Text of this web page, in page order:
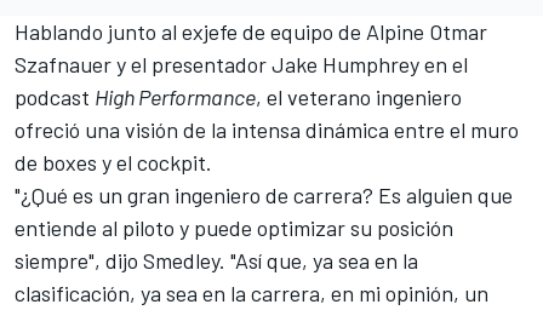
Hablando junto al exjefe de equipo de Alpine Otmar
Szafnauer y el presentador Jake Humphrey en el
podcast High Performance, el veterano ingeniero
ofreció una visión de la intensa dinámica entre el muro
de boxes y el cockpit.
"¿Qué es un gran ingeniero de carrera? Es alguien que
entiende al piloto y puede optimizar su posición
siempre", dijo Smedley. "Así que, ya sea en la
clasificación, ya sea en la carrera, en mi opinión, un